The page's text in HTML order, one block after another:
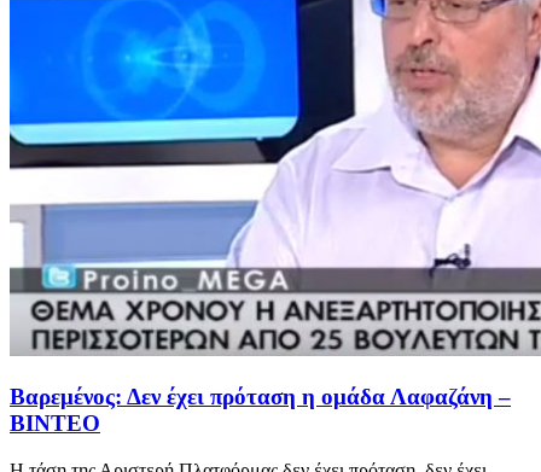
Βαρεμένος: Δεν έχει πρόταση η ομάδα Λαφαζάνη –
ΒΙΝΤΕΟ